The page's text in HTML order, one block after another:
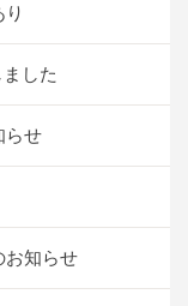
した
らせ
お知らせ